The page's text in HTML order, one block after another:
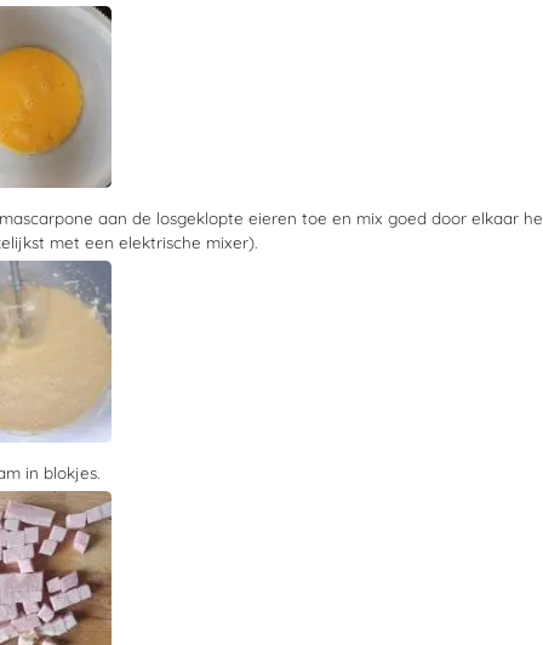
aan de losgeklopte eieren toe en mix goed door elkaar
met een elektrische mixer).
in blokjes.